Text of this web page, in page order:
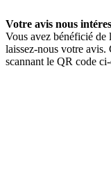
Votre avis nous
Vous avez bénéficié de
laissez-nous votre avis.
scannant le QR code ci-